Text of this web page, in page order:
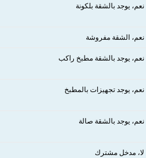
نعم، يوجد بالشقة بلكونة
نعم، الشقة مفروشة
نعم، يوجد بالشقة مطبخ راكب
نعم، يوجد تجهيزات بالمطبخ
نعم، يوجد بالشقة صالة
لا، مدخل مشترك